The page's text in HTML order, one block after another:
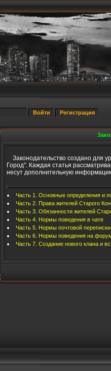
Законодательство создано для
Город". Каждая статья
несут дополнительную
Часть 1. Основные определения и
Часть 2. Права жителей Старого
Часть 3. Обязанности жителей
Часть 4. Нормы поведения в чате
Часть 5. Нормы почтовой переписки
Часть 6. Нормы поведения на
Часть 7. Создание нового клана и